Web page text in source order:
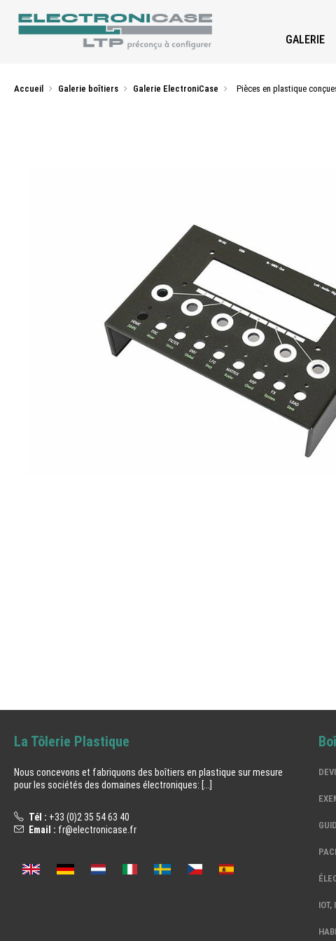
GALERIE
Accueil Galerie boîtiers Galerie ElectroniCase Pièces en plastique
La Tôlerie Plastique
Nous concevons et fabriquons des boîtiers en plastique sur mesure
pour les sociétés des domaines électroniques: [...]
Tél : +33 (0)2 35 54 63 40
Email : fr@electronicase.fr
IOT,